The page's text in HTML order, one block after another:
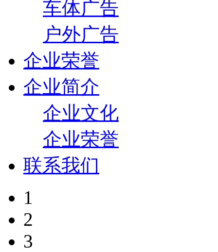
车体广告
户外广告
企业荣誉
企业简介
企业文化
企业荣誉
联系我们
1
2
3